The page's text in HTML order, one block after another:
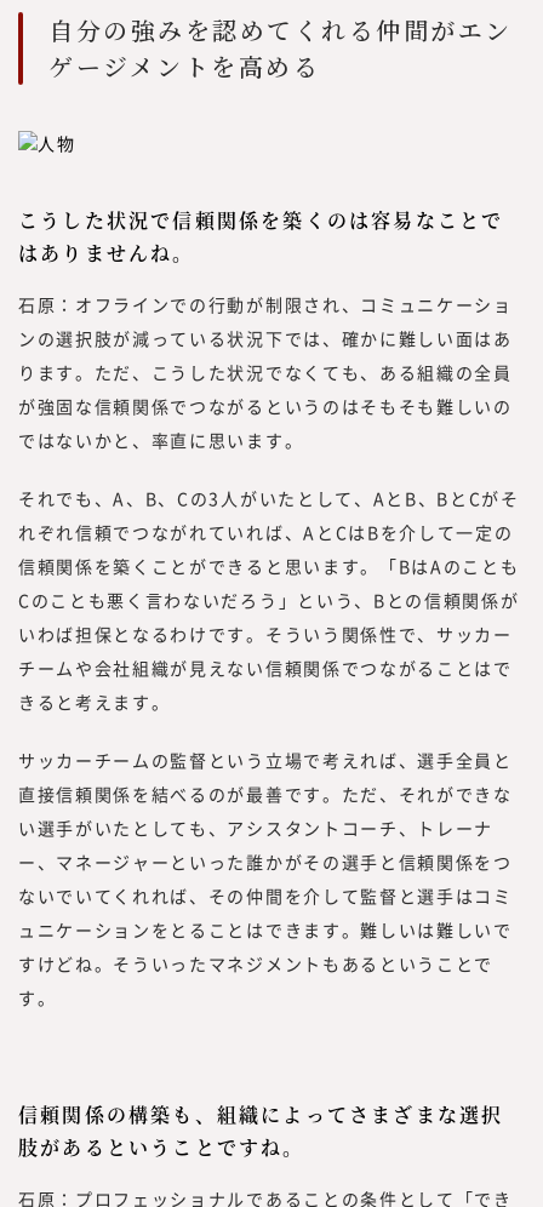
自分の強みを認めてくれる仲間がエン
ゲージメントを高める
こうした状況で信頼関係を築くのは容易なことで
はありませんね。
石原：オフラインでの行動が制限され、コミュニケーショ
ンの選択肢が減っている状況下では、確かに難しい面はあ
ります。ただ、こうした状況でなくても、ある組織の全員
が強固な信頼関係でつながるというのはそもそも難しいの
ではないかと、率直に思います。
それでも、A、B、Cの3人がいたとして、AとB、BとCがそ
れぞれ信頼でつながれていれば、AとCはBを介して一定の
信頼関係を築くことができると思います。「BはAのことも
Cのことも悪く言わないだろう」という、Bとの信頼関係が
いわば担保となるわけです。そういう関係性で、サッカー
チームや会社組織が見えない信頼関係でつながることはで
きると考えます。
サッカーチームの監督という立場で考えれば、選手全員と
直接信頼関係を結べるのが最善です。ただ、それができな
い選手がいたとしても、アシスタントコーチ、トレーナ
ー、マネージャーといった誰かがその選手と信頼関係をつ
ないでいてくれれば、その仲間を介して監督と選手はコミ
ュニケーションをとることはできます。難しいは難しいで
すけどね。そういったマネジメントもあるということで
す。
信頼関係の構築も、組織によってさまざまな選択
肢があるということですね。
石原：プロフェッショナルであることの条件として「でき